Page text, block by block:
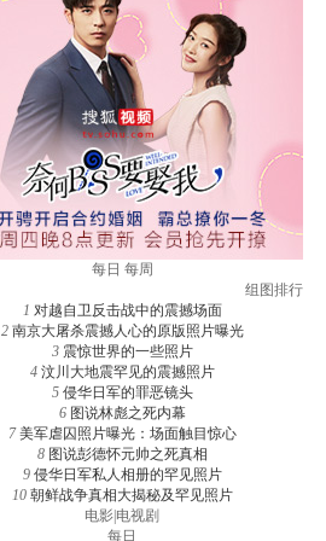
每日 每周
组图排行
1 对越自卫反击战中的震撼场面
2 南京大屠杀震撼人心的原版照片曝光
3 震惊世界的一些照片
4 汶川大地震罕见的震撼照片
5 侵华日军的罪恶镜头
6 图说林彪之死内幕
7 美军虐囚照片曝光：场面触目惊心
8 图说彭德怀元帅之死真相
9 侵华日军私人相册的罕见照片
10 朝鲜战争真相大揭秘及罕见照片
电影 电视剧
每日